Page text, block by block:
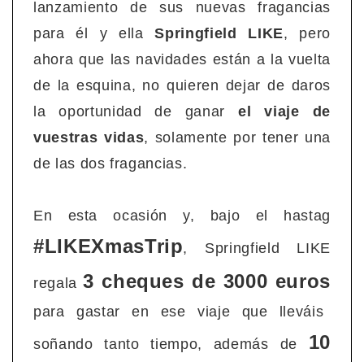
lanzamiento de sus nuevas fragancias
para él y ellaSpringfield LIKE, pero
ahora que las navidades están a la vuelta
de la esquina, no quieren dejar de daros
la oportunidad de ganarel viaje de
vuestras vidas, solamente por tener una
de las dos fragancias.
En esta ocasión y, bajo el hastag
#LIKEXmasTrip, Springfield LIKE
regala3 cheques de 3000 euros
para gastar en ese viaje que lleváis
soñando tanto tiempo, además de 10